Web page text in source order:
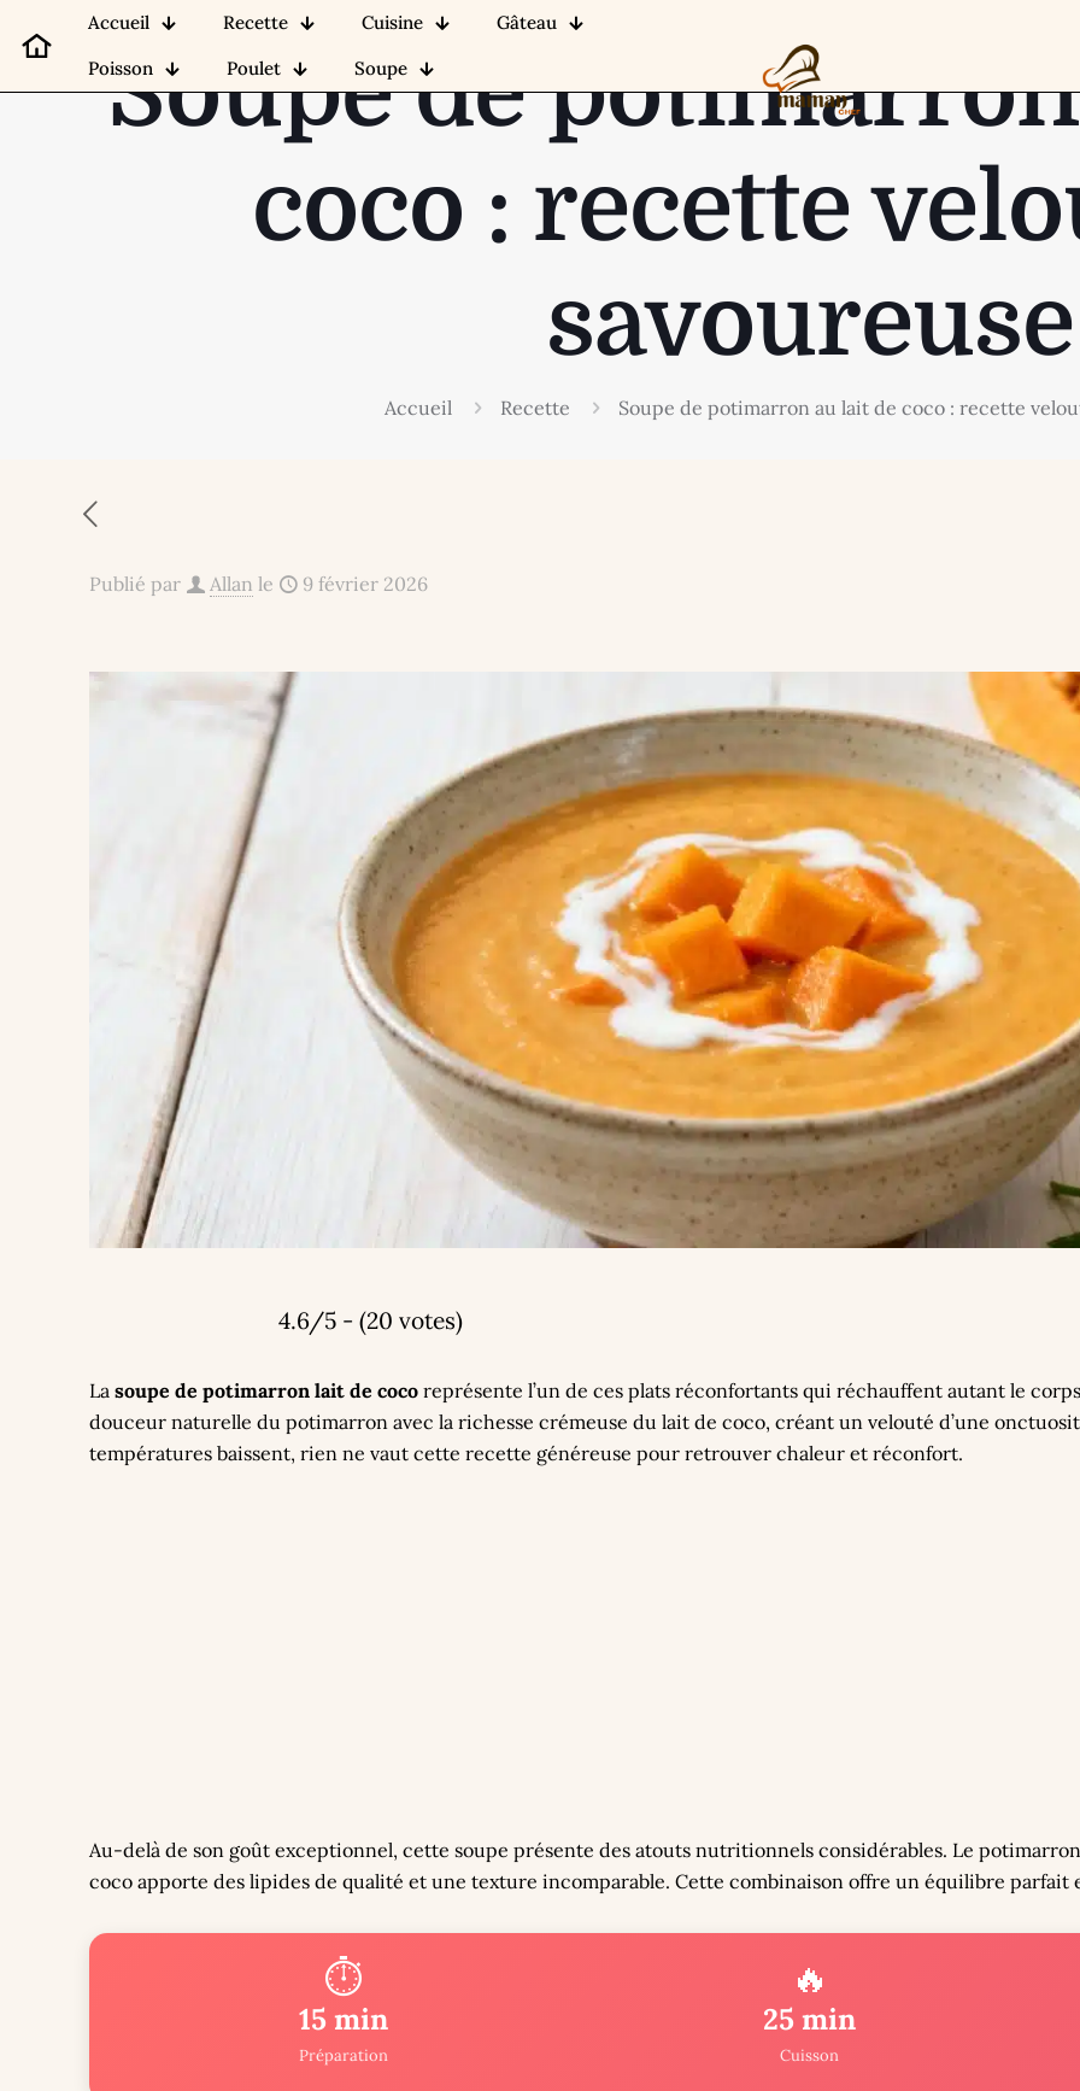
Accueil Recette Cuisine
Gâteau
Poisson
Poulet Soupe
Soupe de
coco : recette
savoureuse
Accueil Recette Soupe de potimarron au lait de coco : recette
Publié par Allan le 9 février 2026
4.6/5 - (20 votes)
Lasoupe de potimarron lait de coco représente l’un de ces plats réconfortants qui réchauffent autant le
douceur naturelle du potimarron avec la richesse crémeuse du lait de coco, créant un velouté d’une
températures baissent, rien ne vaut cette recette généreuse pour retrouver chaleur et réconfort.
Au-delà de son goût exceptionnel, cette soupe présente des atouts nutritionnels considérables. Le
coco apporte des lipides de qualité et une texture incomparable. Cette combinaison offre un équilibre parfait
⏱️
15 min
Préparation
🔥
25 min
Cuisson